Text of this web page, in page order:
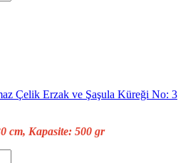
Çelik Erzak ve Şaşula Küreği No: 3
cm, Kapasite: 500 gr